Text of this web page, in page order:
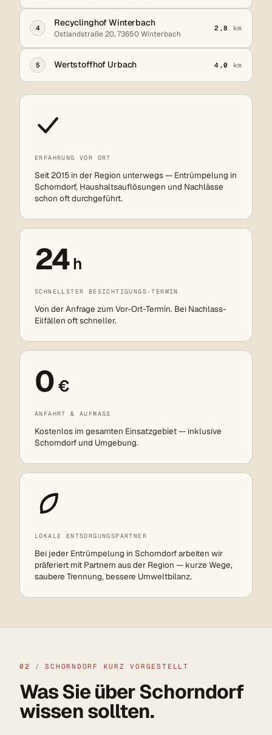
4
Recyclinghof Winterbach
Ostlandstraße 20, 73650 Winterbach
2,8 km
5 Wertstoffhof Urbach 4,0 km
ERFAHRUNG VOR ORT
Seit 2015 in der Region unterwegs — Entrümpelung in
Schorndorf, Haushaltsauflösungen und Nachlässe
schon oft durchgeführt.
24h
SCHNELLSTER BESICHTIGUNGS-TERMIN
Von der Anfrage zum Vor-Ort-Termin. Bei Nachlass-
Eilfällen oft schneller.
0 €
ANFAHRT & AUFMASS
Kostenlos im gesamten Einsatzgebiet — inklusive
Schorndorf und Umgebung.
LOKALE ENTSORGUNGSPARTNER
Bei jeder Entrümpelung in Schorndorf arbeiten wir
präferiert mit Partnern aus der Region — kurze Wege,
saubere Trennung, bessere Umweltbilanz.
02 / SCHORNDORF KURZ VORGESTELLT
Was Sie über Schorndorf
wissen sollten.